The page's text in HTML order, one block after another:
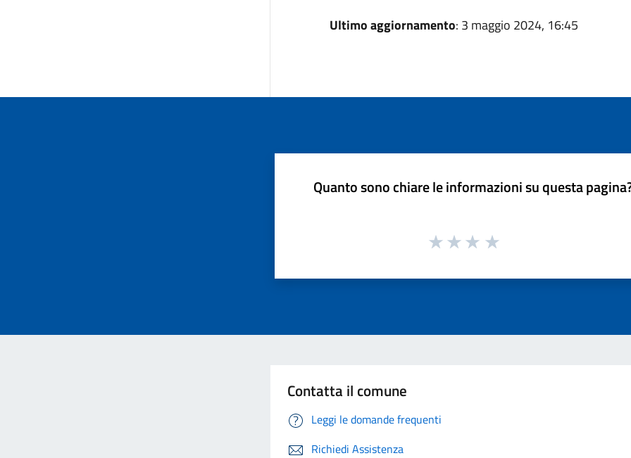
Ultimo aggiornamento: 3 maggio 2024, 16:45
Quanto sono chiare le informazioni su questa
Contatta il comune
Leggi le domande frequenti
Richiedi Assistenza